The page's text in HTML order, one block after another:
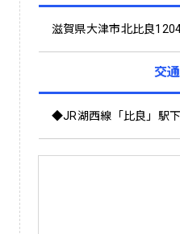
滋賀県大津市北比良
交
◆JR湖西線「比良」駅